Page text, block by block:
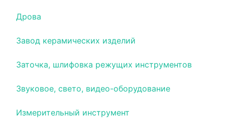
Дрова
Завод керамических изделий
Заточка, шлифовка режущих инструментов
Звуковое, свето, видео-оборудование
Измерительный инструмент